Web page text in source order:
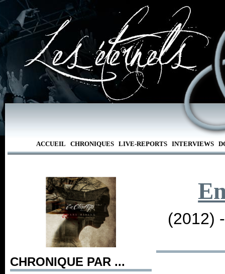
ACCUEIL CHRONIQUES LIVE-REPORTS INTERVIEWS
CHRONIQUE PAR ...
(2012)